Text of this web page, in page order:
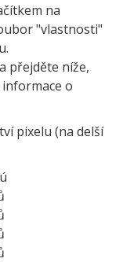
na
"vlastnosti"
přejděte níže,
informace o
pixelu (na delší